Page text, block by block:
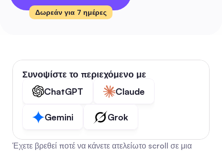
Δωρεάν για 7 ημέρες
Συνοψίστε το περιεχόμενο με
ChatGPT
Claude
Gemini Grok
Έχετε βρεθεί ποτέ να κάνετε ατελείωτο scroll σε μια